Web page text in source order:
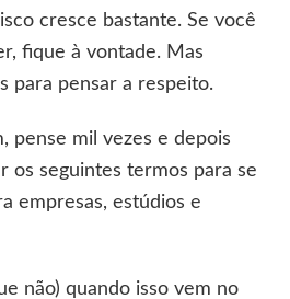
cresce bastante. Se você
fique à vontade. Mas
para pensar a respeito.
pense mil vezes e depois
os seguintes termos para se
empresas, estúdios e
não) quando isso vem no